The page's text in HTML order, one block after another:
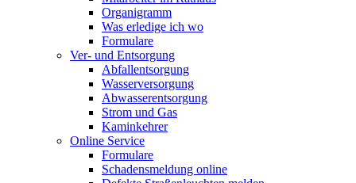
Organigramm
Was erledige ich wo
Formulare
Ver- und Entsorgung
Abfallentsorgung
Wasserversorgung
Abwasserentsorgung
Strom und Gas
Kaminkehrer
Online Service
Formulare
Schadensmeldung online